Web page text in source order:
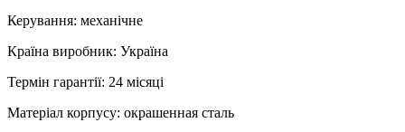
Керування: механічне
Країна виробник: Україна
Термін гарантії: 24 місяці
Матеріал корпусу: окрашенная сталь